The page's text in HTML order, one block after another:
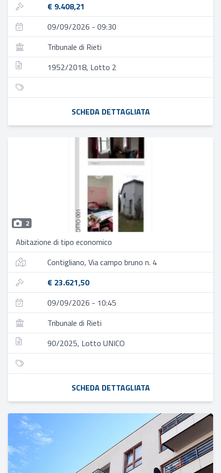
€ 9.408,21
09/09/2026 - 09:30
Tribunale di Rieti
1952/2018, Lotto 2
SCHEDA DETTAGLIATA
2
Abitazione di tipo economico
Contigliano, Via campo bruno n. 4
€ 23.621,50
09/09/2026 - 10:45
Tribunale di Rieti
90/2025, Lotto UNICO
SCHEDA DETTAGLIATA